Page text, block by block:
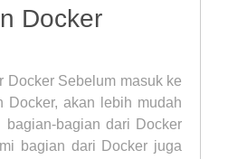
Docker
Docker Sebelum masuk ke
Docker, akan lebih mudah
bagian-bagian dari Docker
bagian dari Docker juga